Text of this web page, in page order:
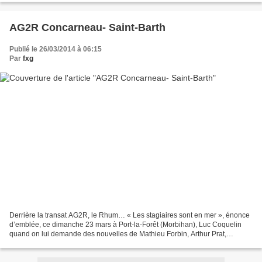
AG2R Concarneau- Saint-Barth
Publié le 26/03/2014 à 06:15
Par fxg
Derrière la transat AG2R, le Rhum… « Les stagiaires sont en mer », énonce
d’emblée, ce dimanche 23 mars à Port-la-Forêt (Morbihan), Luc Coquelin
quand on lui demande des nouvelles de Mathieu Forbin, Arthur Prat,